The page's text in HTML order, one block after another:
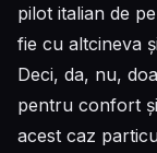
pilot italian de
fie cu altcineva
Deci, da, nu,
pentru confort
acest caz